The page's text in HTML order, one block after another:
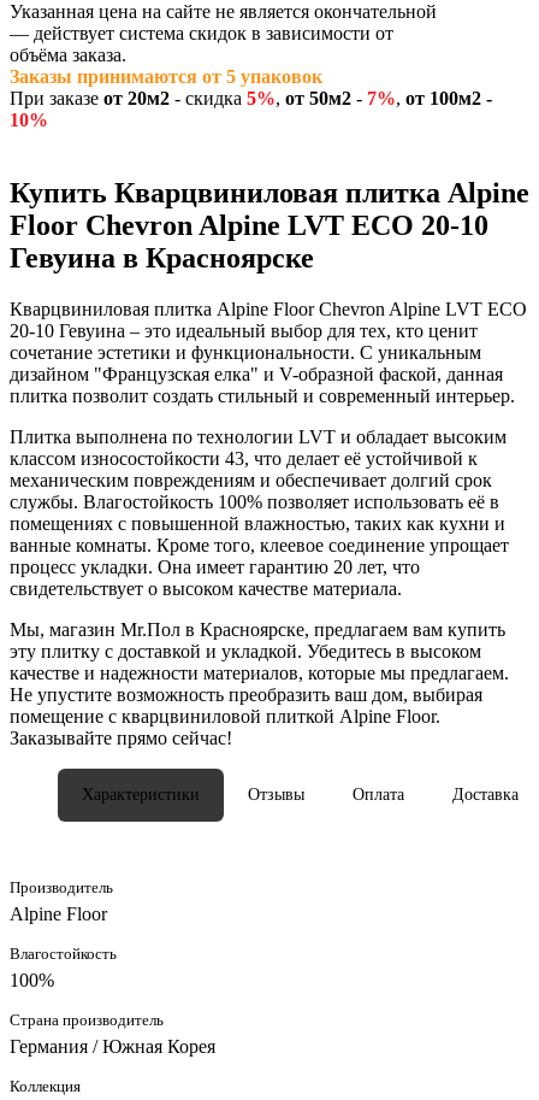
Указанная цена на сайте не является окончательной
— действует система скидок в зависимости от
объёма заказа.
Заказы принимаются от 5 упаковок
При заказе от 20м2 - скидка 5%, от 50м2 - 7%, от 100м2 -
10%
Купить Кварцвиниловая плитка Alpine
Floor Chevron Alpine LVT ECO 20-10
Гевуина в Красноярске
Кварцвиниловая плитка Alpine Floor Chevron Alpine LVT ECO
20-10 Гевуина – это идеальный выбор для тех, кто ценит
сочетание эстетики и функциональности. С уникальным
дизайном "Французская елка" и V-образной фаской, данная
плитка позволит создать стильный и современный интерьер.
Плитка выполнена по технологии LVT и обладает высоким
классом износостойкости 43, что делает её устойчивой к
механическим повреждениям и обеспечивает долгий срок
службы. Влагостойкость 100% позволяет использовать её в
помещениях с повышенной влажностью, таких как кухни и
ванные комнаты. Кроме того, клеевое соединение упрощает
процесс укладки. Она имеет гарантию 20 лет, что
свидетельствует о высоком качестве материала.
Мы, магазин Mr.Пол в Красноярске, предлагаем вам купить
эту плитку с доставкой и укладкой. Убедитесь в высоком
качестве и надежности материалов, которые мы предлагаем.
Не упустите возможность преобразить ваш дом, выбирая
помещение с кварцвиниловой плиткой Alpine Floor.
Заказывайте прямо сейчас!
Характеристики Отзывы Оплата Доставка
Производитель
Alpine Floor
Влагостойкость
100%
Страна производитель
Германия / Южная Корея
Коллекция